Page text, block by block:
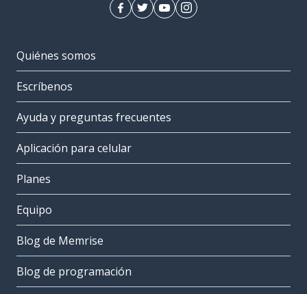
Quiénes somos
Escríbenos
Ayuda y preguntas frecuentes
Aplicación para celular
Planes
Equipo
Blog de Memrise
Blog de programación